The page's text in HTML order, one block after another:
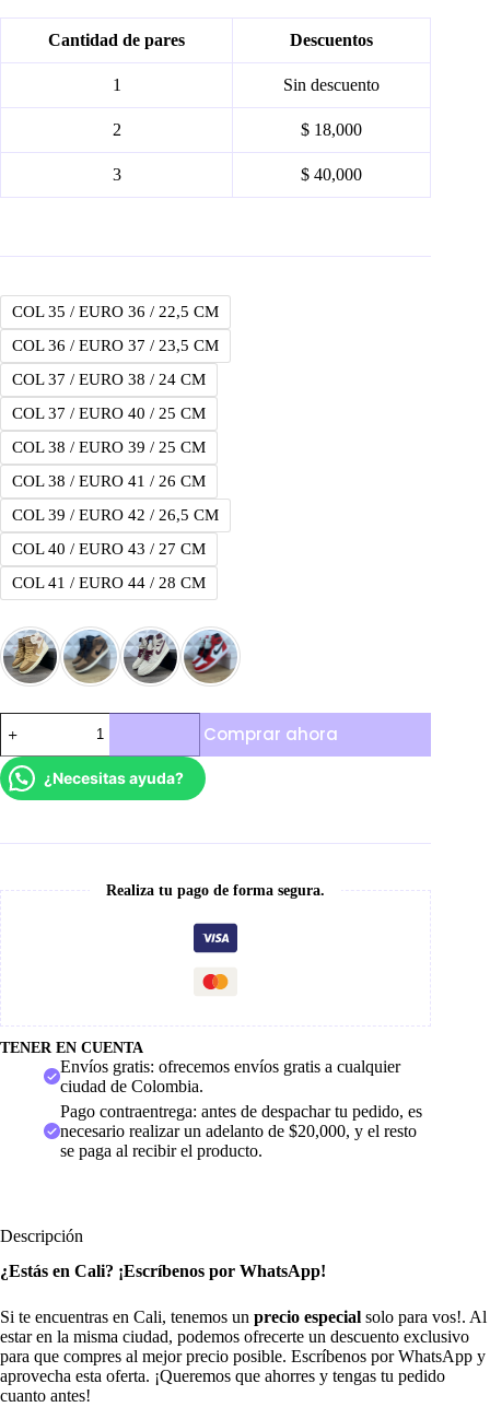
Cantidad de pares Descuentos
1 Sin descuento
2 $ 18,000
3 $ 40,000
COL 35 / EURO 36 / 22,5 CM
COL 36 / EURO 37 / 23,5 CM
COL 37 / EURO 38 / 24 CM
COL 37 / EURO 40 / 25 CM
COL 38 / EURO 39 / 25 CM
COL 38 / EURO 41 / 26 CM
COL 39 / EURO 42 / 26,5 CM
COL 40 / EURO 43 / 27 CM
COL 41 / EURO 44 / 28 CM
Retro
1
cantidad
Comprar ahora
¿Necesitas ayuda?
Realiza tu pago de forma segura.
TENER EN CUENTA
Envíos gratis: ofrecemos envíos gratis a cualquier
ciudad de Colombia.
Pago contraentrega: antes de despachar tu pedido, es
necesario realizar un adelanto de $20,000, y el resto
se paga al recibir el producto.
Descripción
¿Estás en Cali? ¡Escríbenos por WhatsApp!
Si te encuentras en Cali, tenemos un precio especial solo para vos!. Al
estar en la misma ciudad, podemos ofrecerte un descuento exclusivo
para que compres al mejor precio posible. Escríbenos por WhatsApp y
aprovecha esta oferta. ¡Queremos que ahorres y tengas tu pedido
cuanto antes!